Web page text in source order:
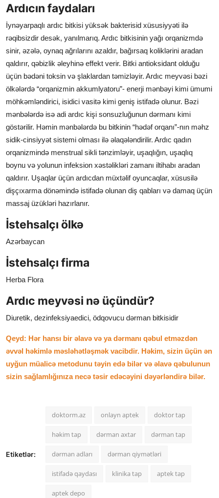
Ardıcın faydaları
İynəyarpaqlı ardıc bitkisi yüksək bakterisid xüsusiyyəti ilə
rəqibsizdir desək, yanılmarıq. Ardıc bitkisinin yağı orqanizmdə
sinir, əzələ, oynaq ağrılarını azaldır, bağırsaq koliklərini aradan
qaldırır, qəbizlik əleyhinə effekt verir. Bitki antioksidant olduğu
üçün bədəni toksin və şlaklardan təmizləyir. Ardıc meyvəsi bəzi
ölkələrdə “orqanizmin akkumlyatoru”- enerji mənbəyi kimi ümumi
möhkəmləndirici, isidici vasitə kimi geniş istifadə olunur. Bəzi
mənbələrdə isə adi ardıc kişi sonsuzluğunun dərmanı kimi
göstərilir. Həmin mənbələrdə bu bitkinin “hədəf orqanı”-nın məhz
sidik-cinsiyyət sistemi olması ilə əlaqələndirilir. Ardıc qadın
orqanizmində menstrual sikli tənzimləyir, uşaqlığın, uşaqlıq
boynu və yolunun infeksion xəstəlikləri zamanı iltihabı aradan
qaldırır. Uşaqlar üçün ardıcdan müxtəlif oyuncaqlar, xüsusilə
dişçıxarma dönəmində istifadə olunan diş qabları və damaq üçün
massaj üzükləri hazırlanır.
İstehsalçı ölkə
Azərbaycan
İstehsalçı firma
Herba Flora
Ardıc meyvəsi nə üçündür?
Diuretik, dezinfeksiyaedici, ödqovucu dərman bitkisidir
Qeyd: Hər hansı bir əlavə və ya dərmanı qəbul etməzdən
əvvəl həkimlə məsləhətləşmək vacibdir. Həkim, sizin üçün ən
uyğun müalicə metodunu təyin edə bilər və əlavə qəbulunun
sizin sağlamlığınıza necə təsir edəcəyini dəyərləndirə bilər.
Etiketlər:
doktorm.az onlayn aptek doktor tap
həkim tap dərman axtar dərman tap
dərman adları dərman qiymətləri
istifadə qaydası klinika tap aptek tap
aptek depo